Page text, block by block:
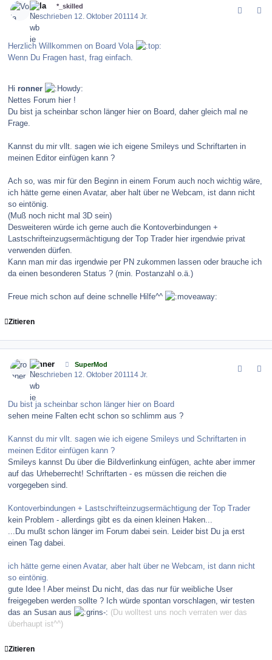
Vola *_skilled
Geschrieben 12. Oktober 2011 14 Jr.
Herzlich Willkommen on Board Vola
Wenn Du Fragen hast, frag einfach.
Hi ronner
Nettes Forum hier !
Du bist ja scheinbar schon länger hier on Board, daher gleich mal ne
Frage.
Kannst du mir vllt. sagen wie ich eigene Smileys und Schriftarten in
meinen Editor einfügen kann ?
Ach so, was mir für den Beginn in einem Forum auch noch wichtig wäre,
ich hätte gerne einen Avatar, aber halt über ne Webcam, ist dann nicht
so eintönig.
(Muß noch nicht mal 3D sein)
Desweiteren würde ich gerne auch die Kontoverbindungen +
Lastschrifteinzugsermächtigung der Top Trader hier irgendwie privat
verwenden dürfen.
Kann man mir das irgendwie per PN zukommen lassen oder brauche ich
da einen besonderen Status ? (min. Postanzahl o.ä.)
Freue mich schon auf deine schnelle Hilfe^^
Zitieren
ronner SuperMod
Geschrieben 12. Oktober 2011 14 Jr.
Du bist ja scheinbar schon länger hier on Board
sehen meine Falten echt schon so schlimm aus ?
Kannst du mir vllt. sagen wie ich eigene Smileys und Schriftarten in
meinen Editor einfügen kann ?
Smileys kannst Du über die Bildverlinkung einfügen, achte aber immer
auf das Urheberrecht! Schriftarten - es müssen die reichen die
vorgegeben sind.
Kontoverbindungen + Lastschrifteinzugsermächtigung der Top Trader
kein Problem - allerdings gibt es da einen kleinen Haken...
...Du mußt schon länger im Forum dabei sein. Leider bist Du ja erst
einen Tag dabei.
ich hätte gerne einen Avatar, aber halt über ne Webcam, ist dann nicht
so eintönig.
gute Idee ! Aber meinst Du nicht, das das nur für weibliche User
freigegeben werden sollte ? Ich würde spontan vorschlagen, wir testen
das an Susan aus
(Du wolltest uns noch verraten wer das
überhaupt ist^^)
Zitieren